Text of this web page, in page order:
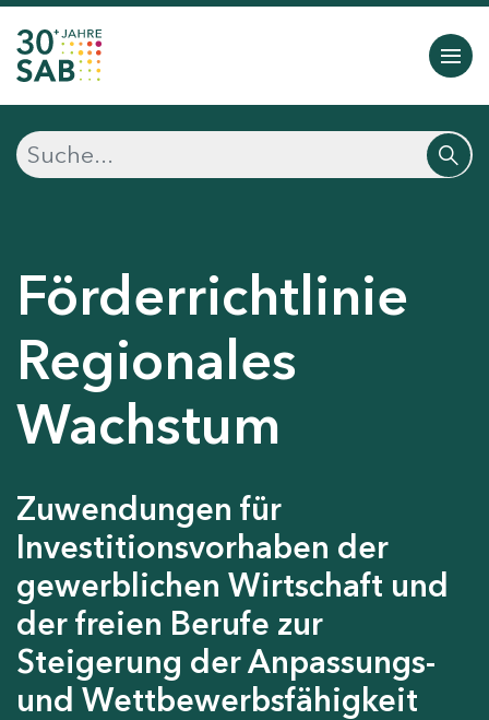
Förderrichtlinie
Regionales
Wachstum
Zuwendungen für
Investitionsvorhaben der
gewerblichen Wirtschaft und
der freien Berufe zur
Steigerung der Anpassungs-
und Wettbewerbsfähigkeit